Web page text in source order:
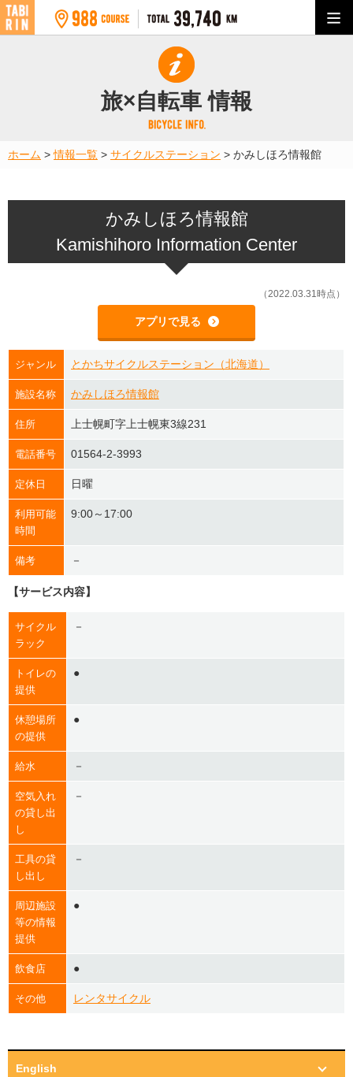
旅×自転車 情報
ホーム >情報一覧 > サイクルステーション > かみしほろ情報館
かみしほろ情報館
Kamishihoro Information Center
（2022.03.31時点）
アプリで見る
ジャンル とかちサイクルステーション（北海道）
施設名称 かみしほろ情報館
住所 上士幌町字上士幌東3線231
電話番号 01564-2-3993
定休日 日曜
利用可能
時間
9:00～17:00
備考 －
【サービス内容】
サイクル
ラック
－
トイレの
提供
●
休憩場所
の提供
●
給水 －
空気入れ
の貸し出
し
－
工具の貸
し出し
－
周辺施設
等の情報
提供
●
飲食店 ●
その他 レンタサイクル
English